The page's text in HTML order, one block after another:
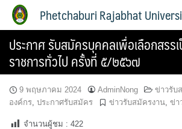
Phetchaburi Rajabhat
ประกาศ รับสมัครบุคคลเพื่อเลือกสรร
ราชการทั่วไป ครั้งที่ ๕/๒๕๖๗
9 พฤษภาคม 2024 AdminNong ข่าวรับ
องค์กร, ประกาศรับสมัคร ข่าวรับสมัครงาน, ข่า
จำนวนผู้ชม : 422